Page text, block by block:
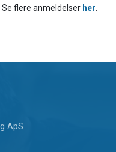
flere anmeldelser her
ApS